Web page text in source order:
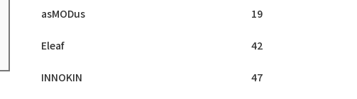
asMODus 19
Eleaf 42
INNOKIN 47